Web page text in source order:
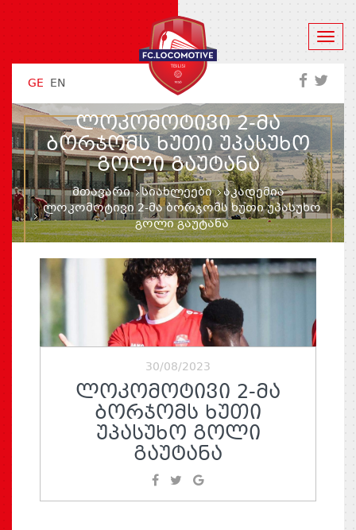
GE EN
ᲚᲝᲙᲝᲛᲝᲢᲘᲕᲘ 2-ᲛᲐ
ᲑᲝᲠᲯᲝᲛᲡ ᲮᲣᲗᲘ ᲣᲞᲐᲡᲣᲮᲝ
ᲒᲝᲚᲘ ᲒᲐᲣᲢᲐᲜᲐ
მთავარი სიახლეები
აკადემია
ლოკომოტივი 2-მა ბორჯომს ხუთი უპასუხო
გოლი გაუტანა
30/08/2023
ᲚᲝᲙᲝᲛᲝᲢᲘᲕᲘ 2-ᲛᲐ
ᲑᲝᲠᲯᲝᲛᲡ ᲮᲣᲗᲘ
ᲣᲞᲐᲡᲣᲮᲝ ᲒᲝᲚᲘ
ᲒᲐᲣᲢᲐᲜᲐ